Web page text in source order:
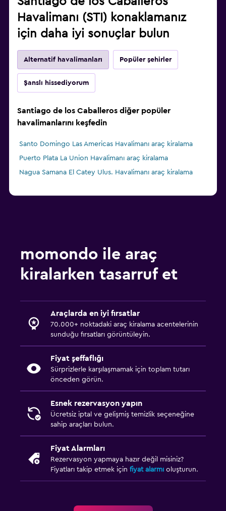
Havalimanı (STI) konaklamanız
için daha iyi sonuçlar bulun
Alternatif havalimanları Popüler şehirler
Şanslı hissediyorum
Santiago de los Caballeros diğer popüler
havalimanlarını keşfedin
Santo Domingo Las Americas Havalimanı araç kiralama
Puerto Plata La Union Havalimanı araç kiralama
Nagua Samana El Catey Ulus. Havalimanı araç kiralama
momondo ile araç
kiralarken tasarruf et
Araçlarda en iyi fırsatlar
70.000+ noktadaki araç kiralama acentelerinin
sunduğu fırsatları görüntüleyin.
Fiyat şeffaflığı
Sürprizlerle karşılaşmamak için toplam tutarı
önceden görün.
Esnek rezervasyon yapın
Ücretsiz iptal ve gelişmiş temizlik seçeneğine
sahip araçları bulun.
Fiyat Alarmları
Rezervasyon yapmaya hazır değil misiniz?
Fiyatları takip etmek için fiyat alarmı oluşturun.